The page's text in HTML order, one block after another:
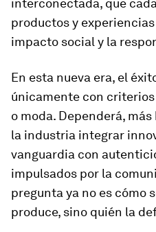
productos y
impacto social y la
En esta nueva era, el
únicamente con
o moda. Dependerá,
la industria integrar
vanguardia con
impulsados por la
pregunta ya no es cómo
produce, sino quién la